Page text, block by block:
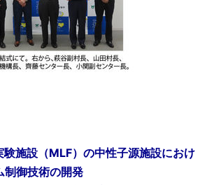
施設（MLF）の中性子源施設におけ
制御技術の開発